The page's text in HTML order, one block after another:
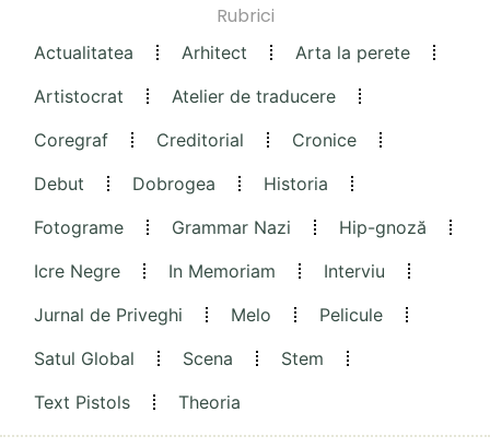
Rubrici
Actualitatea Arhitect
Arta la perete
Artistocrat
Atelier de traducere
Coregraf
Creditorial
Cronice
Debut
Dobrogea
Historia
Fotograme
Grammar Nazi
Hip-gnoză
Icre Negre
In Memoriam
Interviu
Jurnal de Priveghi
Melo
Pelicule
Satul Global
Scena
Stem
Text Pistols
Theoria